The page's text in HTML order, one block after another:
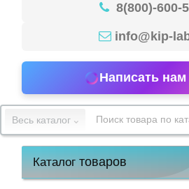
53-
15
8(800)-600-
info@kip-
Написать нам
Весь каталог
Каталогтоваров